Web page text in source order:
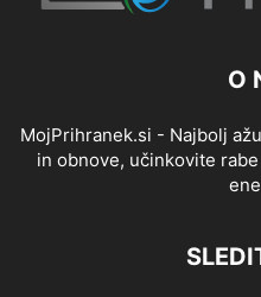
O
MojPrihranek.si - Najbolj
in obnove, učinkovite